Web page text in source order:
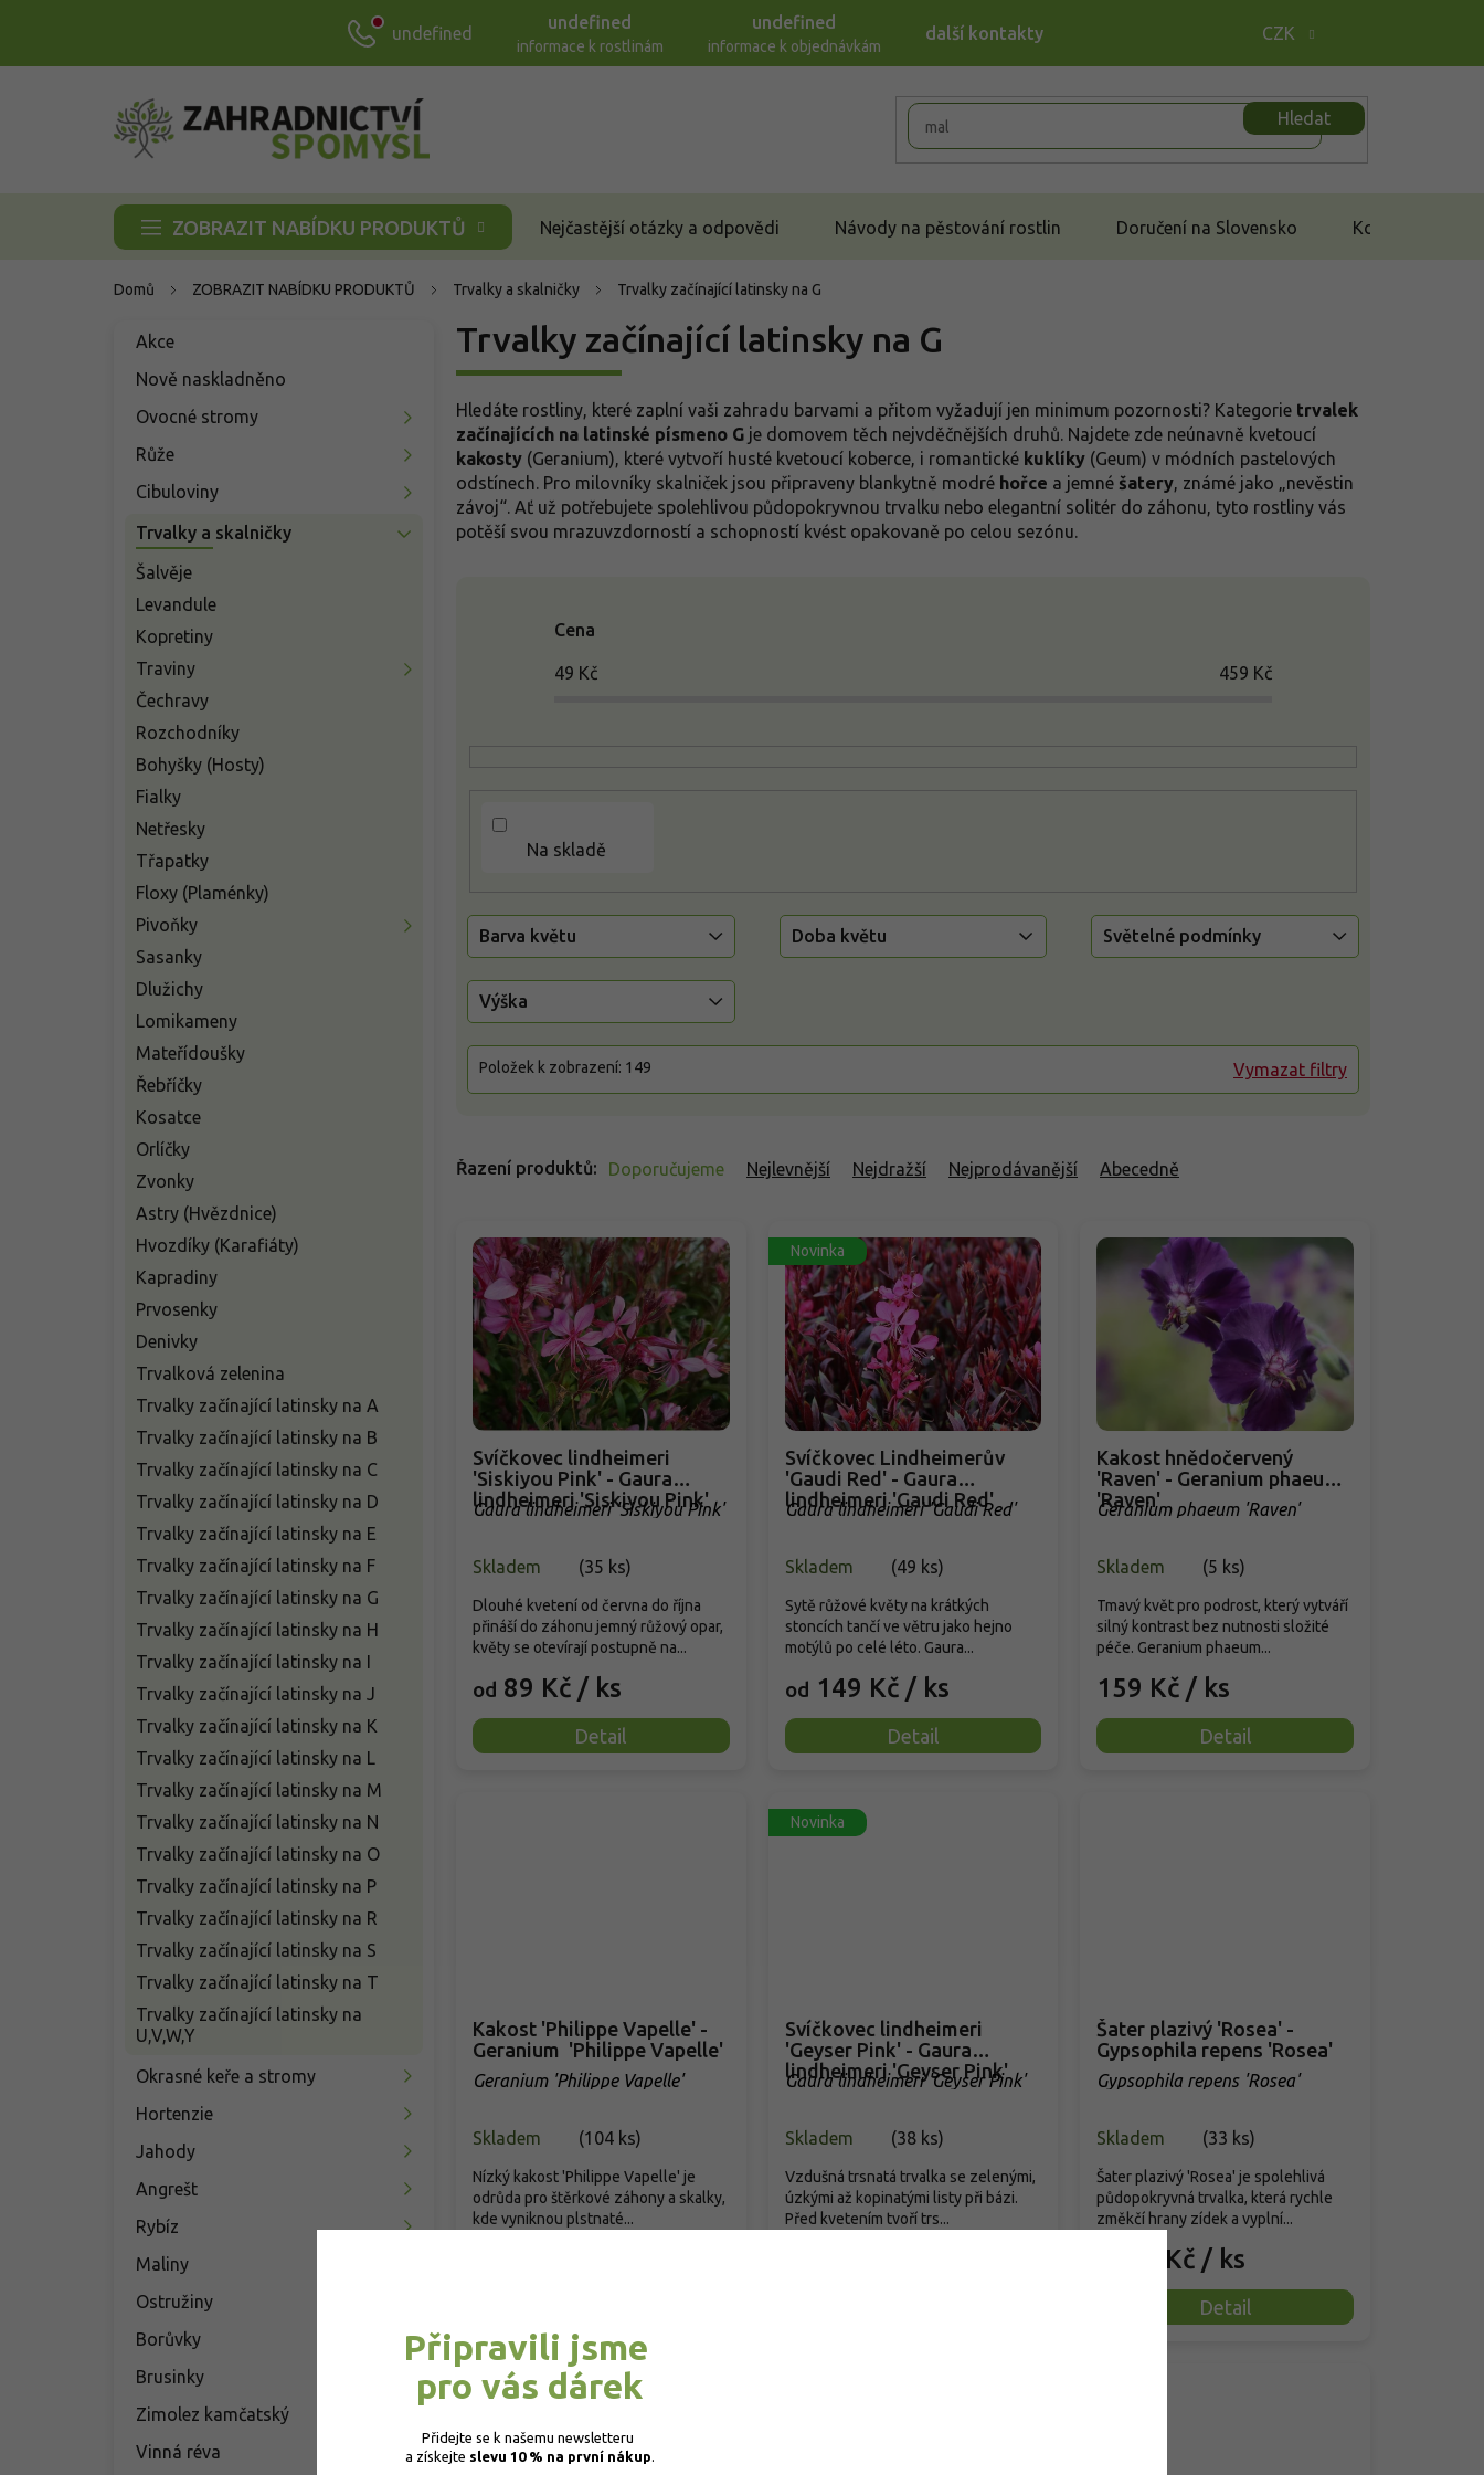
CZK
undefined
undefined
informace k rostlinám
undefined
informace k objednávkám
další kontakty
Hledat
ZOBRAZIT NABÍDKU PRODUKTŮ Nejčastější otázky a odpovědi Návody na pěstování rostlin Doručení na Slovensko Kontakt
Domů ZOBRAZIT NABÍDKU PRODUKTŮ Trvalky a skalničky Trvalky začínající latinsky na G
Přeskočit
Akce
Nově naskladněno
Ovocné stromy
Růže
Cibuloviny
Trvalky a skalničky
Šalvěje
Levandule
Kopretiny
Traviny
Čechravy
Rozchodníky
Bohyšky (Hosty)
Fialky
Netřesky
Třapatky
Floxy (Plaménky)
Pivoňky
Sasanky
Dlužichy
Lomikameny
Mateřídoušky
Řebříčky
Kosatce
Orlíčky
Zvonky
Astry (Hvězdnice)
Hvozdíky (Karafiáty)
Kapradiny
Prvosenky
Denivky
Trvalková zelenina
Trvalky začínající latinsky na A
Trvalky začínající latinsky na B
Trvalky začínající latinsky na C
Trvalky začínající latinsky na D
Trvalky začínající latinsky na E
Trvalky začínající latinsky na F
Trvalky začínající latinsky na G
Trvalky začínající latinsky na H
Trvalky začínající latinsky na I
Trvalky začínající latinsky na J
Trvalky začínající latinsky na K
Trvalky začínající latinsky na L
Trvalky začínající latinsky na M
Trvalky začínající latinsky na N
Trvalky začínající latinsky na O
Trvalky začínající latinsky na P
Trvalky začínající latinsky na R
Trvalky začínající latinsky na S
Trvalky začínající latinsky na T
Trvalky začínající latinsky na
U,V,W,Y
Okrasné keře a stromy
Hortenzie
Jahody
Angrešt
Rybíz
Maliny
Ostružiny
Borůvky
Brusinky
Zimolez kamčatský
Vinná réva
Trvalky začínající latinsky na G
Hledáte rostliny, které zaplní vaši zahradu barvami a přitom vyžadují jen minimum pozornosti? Kategorie trvalek
začínajících na latinské písmeno G je domovem těch nejvděčnějších druhů. Najdete zde neúnavně kvetoucí
kakosty (Geranium), které vytvoří husté kvetoucí koberce, i romantické kuklíky (Geum) v módních pastelových
odstínech. Pro milovníky skalniček jsou připraveny blankytně modré hořce a jemné šatery, známé jako „nevěstin
závoj“. Ať už potřebujete spolehlivou půdopokryvnou trvalku nebo elegantní solitér do záhonu, tyto rostliny vás
potěší svou mrazuvzdorností a schopností kvést opakovaně po celou sezónu.
Řazení produktů Doporučujeme Nejlevnější Nejdražší Nejprodávanější Abecedně
Cena
49 Kč 459 Kč
Na skladě
Barva květu Doba květu Světelné podmínky
Výška
Vymazat filtry
Položek k zobrazení: 149
Svíčkovec lindheimeri
'Siskiyou Pink' - Gaura
lindheimeri 'Siskiyou Pink'
Gaura lindheimeri 'Siskiyou Pink'
Skladem (35 ks)
od 89 Kč / ks
Detail
Dlouhé kvetení od června do října
přináší do záhonu jemný růžový opar,
květy se otevírají postupně na...
Novinka
Svíčkovec Lindheimerův
'Gaudi Red' - Gaura
lindheimeri 'Gaudi Red'
Gaura lindheimeri 'Gaudi Red'
Skladem (49 ks)
od 149 Kč / ks
Detail
Sytě růžové květy na krátkých
stoncích tančí ve větru jako hejno
motýlů po celé léto. Gaura...
Kakost hnědočervený
'Raven' - Geranium phaeum
'Raven'
Geranium phaeum 'Raven'
Skladem (5 ks)
159 Kč / ks
Detail
Tmavý květ pro podrost, který vytváří
silný kontrast bez nutnosti složité
péče. Geranium phaeum...
Kakost 'Philippe Vapelle' -
Geranium 'Philippe Vapelle'
Geranium 'Philippe Vapelle'
Skladem (104 ks)
Nízký kakost 'Philippe Vapelle' je
odrůda pro štěrkové záhony a skalky,
kde vyniknou plstnaté...
Novinka
Svíčkovec lindheimeri
'Geyser Pink' - Gaura
lindheimeri 'Geyser Pink'
Gaura lindheimeri 'Geyser Pink'
Skladem (38 ks)
Vzdušná trsnatá trvalka se zelenými,
úzkými až kopinatými listy při bázi.
Před kvetením tvoří trs...
Šater plazivý 'Rosea' -
Gypsophila repens 'Rosea'
Gypsophila repens 'Rosea'
Skladem (33 ks)
79 Kč / ks
Detail
Šater plazivý 'Rosea' je spolehlivá
půdopokryvná trvalka, která rychle
změkčí hrany zídek a vyplní...
Připravili jsme
pro vás dárek
Přidejte se k našemu newsletteru
a získejte slevu 10 % na první nákup.